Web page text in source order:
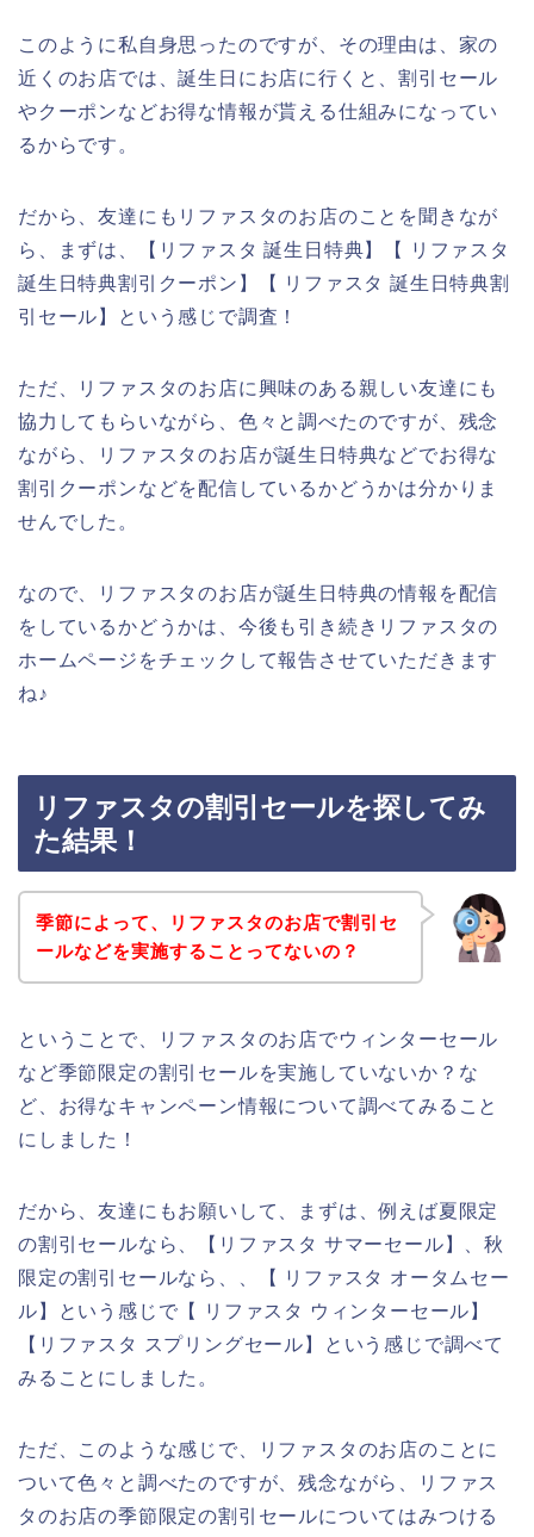
このように私自身思ったのですが、その理由は、家の
近くのお店では、誕生日にお店に行くと、割引セール
やクーポンなどお得な情報が貰える仕組みになってい
るからです。
だから、友達にもリファスタのお店のことを聞きなが
ら、まずは、【リファスタ 誕生日特典】【 リファスタ
誕生日特典割引クーポン】【 リファスタ 誕生日特典割
引セール】という感じで調査！
ただ、リファスタのお店に興味のある親しい友達にも
協力してもらいながら、色々と調べたのですが、残念
ながら、リファスタのお店が誕生日特典などでお得な
割引クーポンなどを配信しているかどうかは分かりま
せんでした。
なので、リファスタのお店が誕生日特典の情報を配信
をしているかどうかは、今後も引き続きリファスタの
ホームページをチェックして報告させていただきます
ね♪
リファスタの割引セールを探してみ
た結果！
季節によって、リファスタのお店で割引セ
ールなどを実施することってないの？
ということで、リファスタのお店でウィンターセール
など季節限定の割引セールを実施していないか？な
ど、お得なキャンペーン情報について調べてみること
にしました！
だから、友達にもお願いして、まずは、例えば夏限定
の割引セールなら、【リファスタ サマーセール】、秋
限定の割引セールなら、、【 リファスタ オータムセー
ル】という感じで【 リファスタ ウィンターセール】
【リファスタ スプリングセール】という感じで調べて
みることにしました。
ただ、このような感じで、リファスタのお店のことに
ついて色々と調べたのですが、残念ながら、リファス
タのお店の季節限定の割引セールについてはみつける